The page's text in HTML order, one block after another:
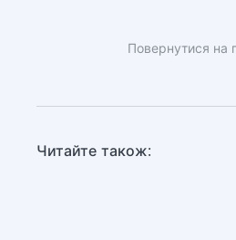
Повернутися на
Читайте також: